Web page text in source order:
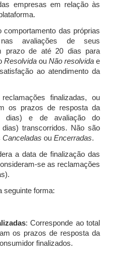
empresas em relação às
comportamento das próprias
avaliações de seus
prazo de até 20 dias para
Resolvida ou Não resolvida e
ao atendimento da
finalizadas, ou
os prazos de resposta da
dias) e de avaliação do
transcorridos. Não são
Canceladas ou Encerradas.
a data de finalização das
se as reclamações
seguinte forma:
: Corresponde ao total
os prazos de resposta da
finalizados.